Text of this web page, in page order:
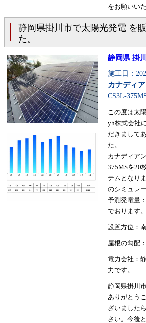
をお願いい
静岡県掛川市で太陽光発電 を
た。
静岡県 掛
施工日：
カナディ
CS3L-
この度は太
yh株式会社
だきまして
た。
カナディア
375MSを20
テムとなり
のシミュレ
予測発電量
でおります。
設置方位：
屋根の勾配
電力会社：
力です。
静岡県掛川
ありがとう
ざいました
さい。今後